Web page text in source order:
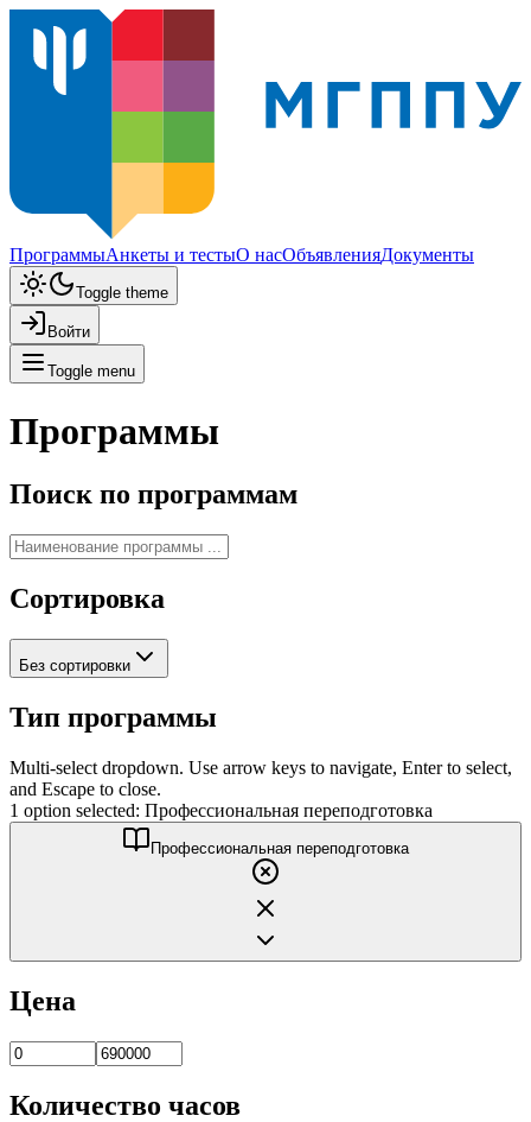
ПрограммыАнкеты и тестыО насОбъявленияДокументы
Toggle theme
Войти
Toggle menu
Программы
Поиск по программам
Сортировка
Без сортировки
Тип программы
Multi-select dropdown. Use arrow keys to navigate, Enter to select,
and Escape to close.
1 option selected: Профессиональная переподготовка
Профессиональная переподготовка
Цена
Количество часов